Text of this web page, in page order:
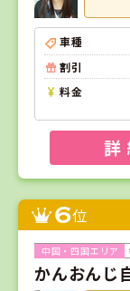
車種
割引
料金
詳
6位
かんおんじ